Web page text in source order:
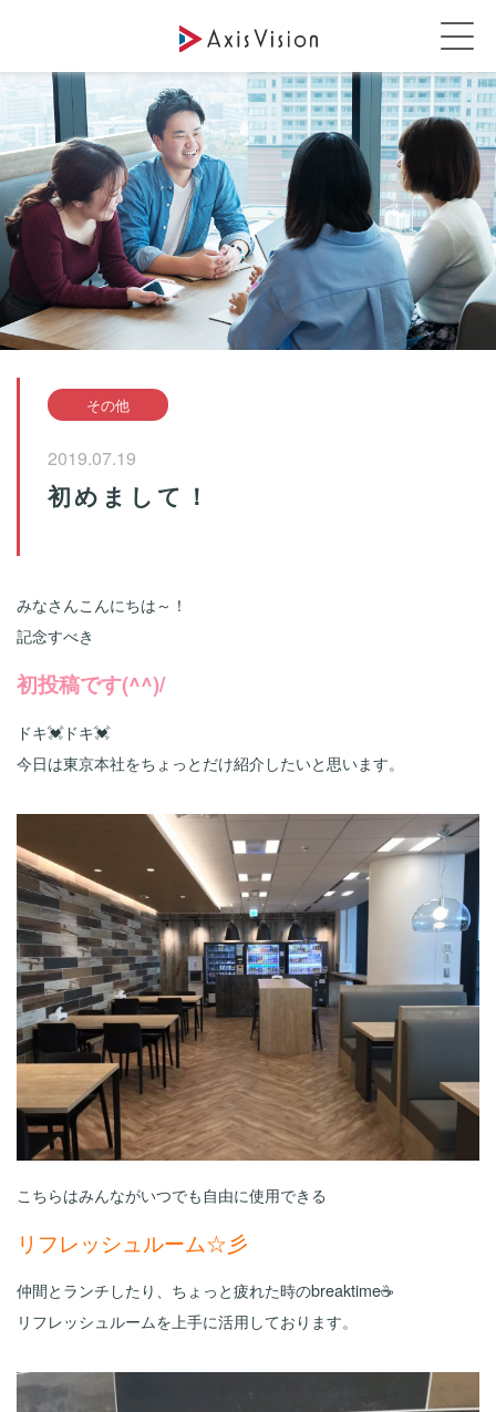
その他
2019.07.19
初めまして！
みなさんこんにちは～！
記念すべき
初投稿です(^^)/
ドキ💓ドキ💓
今日は東京本社をちょっとだけ紹介したいと思います。
こちらはみんながいつでも自由に使用できる
リフレッシュルーム☆彡
仲間とランチしたり、ちょっと疲れた時のbreaktime☕
リフレッシュルームを上手に活用しております。